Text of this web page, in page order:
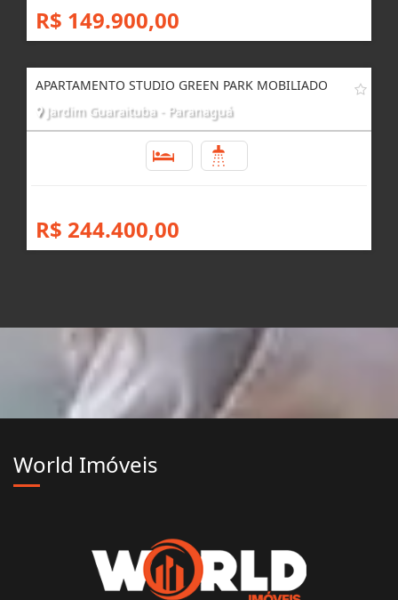
R$ 149.900,00
APARTAMENTO STUDIO GREEN PARK MOBILIADO
Jardim Guaraituba - Paranaguá
R$ 244.400,00
World Imóveis